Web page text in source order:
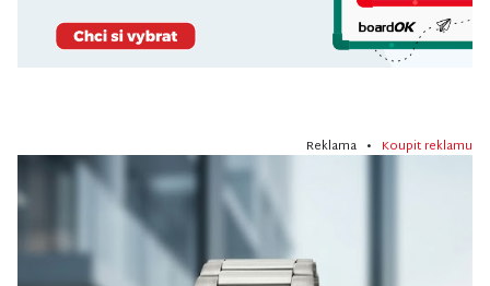
Reklama • Koupit reklamu